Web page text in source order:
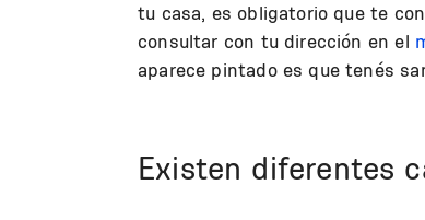
tu casa, es obligatorio que te
consultar con tu dirección en el
aparece pintado es que tenés
Existen diferentes